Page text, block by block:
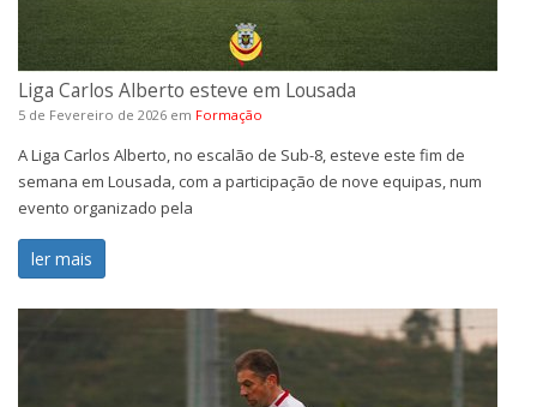
Liga Carlos Alberto esteve em Lousada
5 de Fevereiro de 2026 em Formação
A Liga Carlos Alberto, no escalão de Sub-8, esteve este fim de
semana em Lousada, com a participação de nove equipas, num
evento organizado pela
ler mais